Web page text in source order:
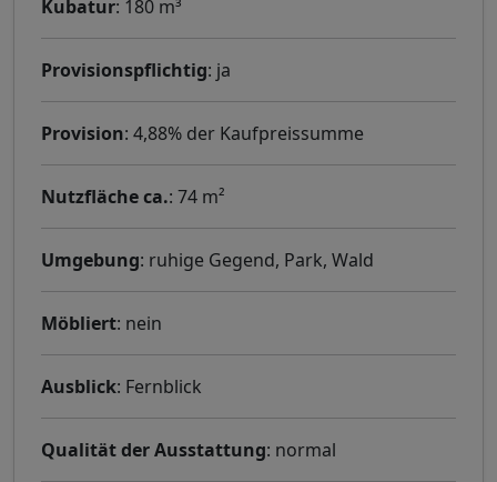
Kubatur: 180 m³
Provisionspflichtig: ja
Provision: 4,88% der Kaufpreissumme
Nutzfläche ca.: 74 m²
Umgebung: ruhige Gegend, Park, Wald
Möbliert: nein
Ausblick: Fernblick
Qualität der Ausstattung: normal